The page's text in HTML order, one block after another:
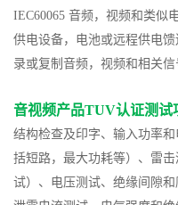
IEC60065 音频，视频和类似
供电设备，电池或远程供电
录或复制音频，视频和相关信
音视频产品TUV认证测试
结构检查及印字、输入功率
括短路，最大功耗等）、雷
试）、电压测试、绝缘间隙